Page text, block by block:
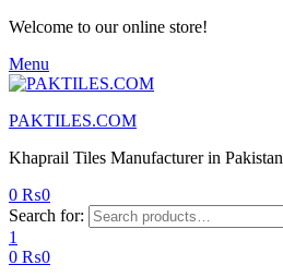
Welcome to our online store!
Menu
PAKTILES.COM
Khaprail Tiles Manufacturer in Pakistan
0 ₨0
Search for:
1
0 ₨0